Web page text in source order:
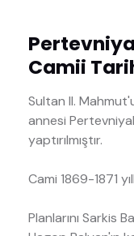
Camii
Sultan II.
annesi
yaptırılmıştır.
Cami 1869-1871
Planlarını Sarkis